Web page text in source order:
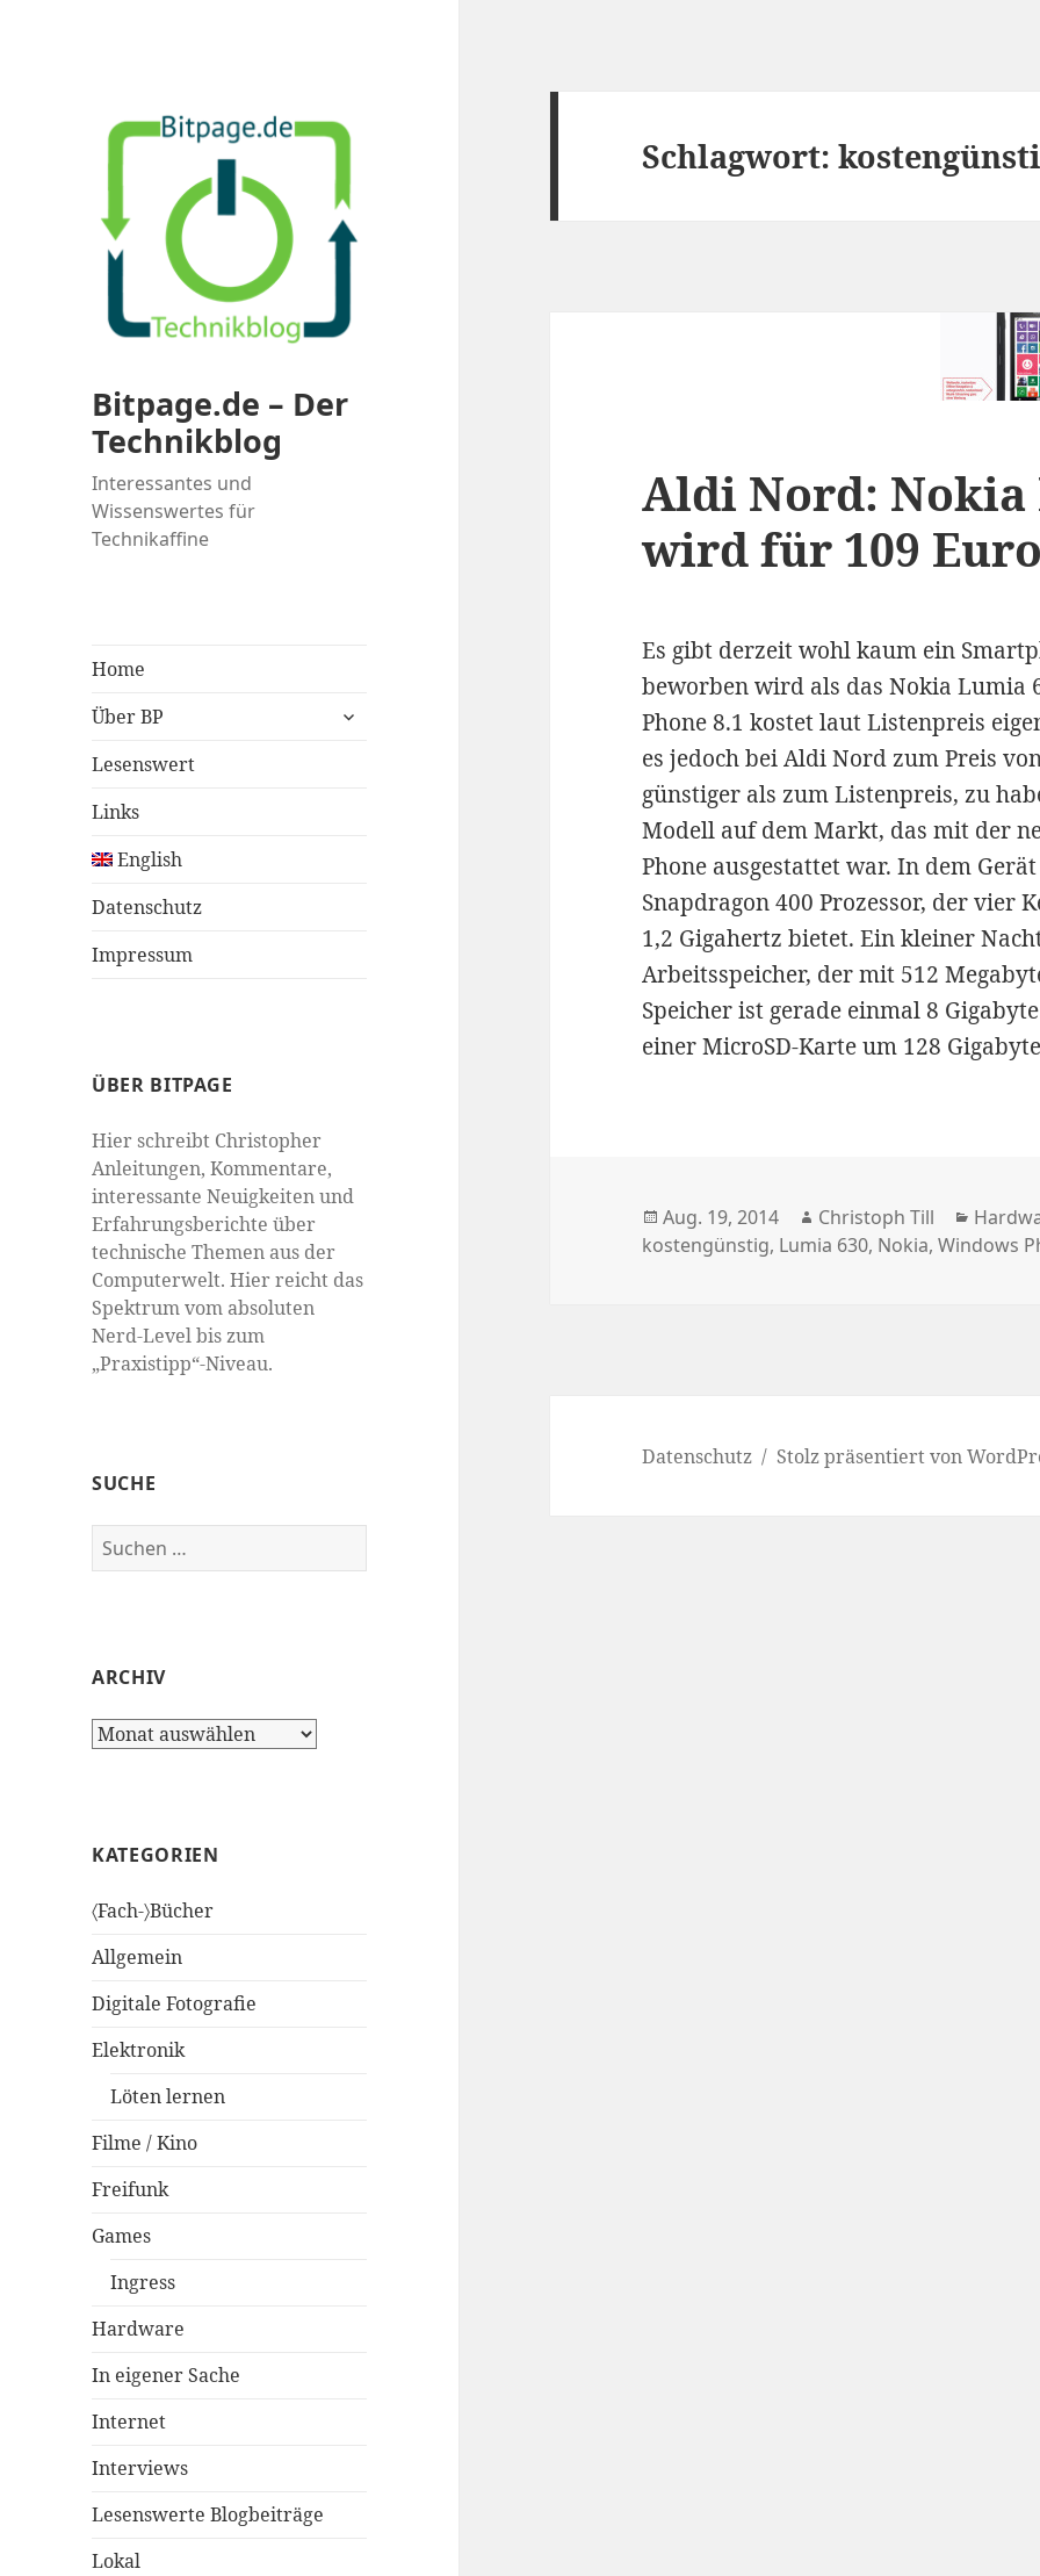
Bitpage.de – Der
Technikblog
Interessantes und
Wissenswertes für
Technikaffine
Home
Über BP
untermenü
Lesenswert
Links
English
Datenschutz
Impressum
ÜBER BITPAGE
Hier schreibt Christopher
Anleitungen, Kommentare,
interessante Neuigkeiten und
Erfahrungsberichte über
technische Themen aus der
Computerwelt. Hier reicht das
Spektrum vom absoluten
Nerd-Level bis zum
„Praxistipp“-Niveau.
SUCHE
Suchen
nach:
ARCHIV
Archiv
KATEGORIEN
〈Fach-〉Bücher
Allgemein
Digitale Fotografie
Elektronik
Löten lernen
Filme / Kino
Freifunk
Games
Ingress
Hardware
In eigener Sache
Internet
Interviews
Lesenswerte Blogbeiträge
Lokal
Schlagwort:
Aldi Nord: Nokia
wird für 109
Es gibt derzeit wohl kaum ein
beworben wird als das Nokia Lumia
Phone 8.1 kostet laut Listenpreis
es jedoch bei Aldi Nord zum Preis
günstiger als zum Listenpreis, zu
Modell auf dem Markt, das mit der
Phone ausgestattet war. In dem
Snapdragon 400 Prozessor, der vier
1,2 Gigahertz bietet. Ein kleiner
Arbeitsspeicher, der mit 512
Speicher ist gerade einmal 8
einer MicroSD-Karte um 128
Veröffentlicht
am
Aug. 19, 2014 Autor
Christoph Till
kostengünstig, Lumia 630, Nokia,Windows
Datenschutz Stolz präsentiert von